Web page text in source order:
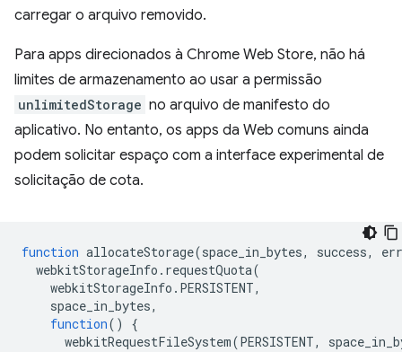
carregar o arquivo removido.
Para apps direcionados à Chrome Web Store, não há
limites de armazenamento ao usar a permissão
unlimitedStorage no arquivo de manifesto do
aplicativo. No entanto, os apps da Web comuns ainda
podem solicitar espaço com a interface experimental de
solicitação de cota.
function allocateStorage(space_in_bytes, success,
webkitStorageInfo . requestQuota(
webkitStorageInfo . PERSISTENT,
space_in_bytes,
function()
{
webkitRequestFileSystem(PERSISTENT,